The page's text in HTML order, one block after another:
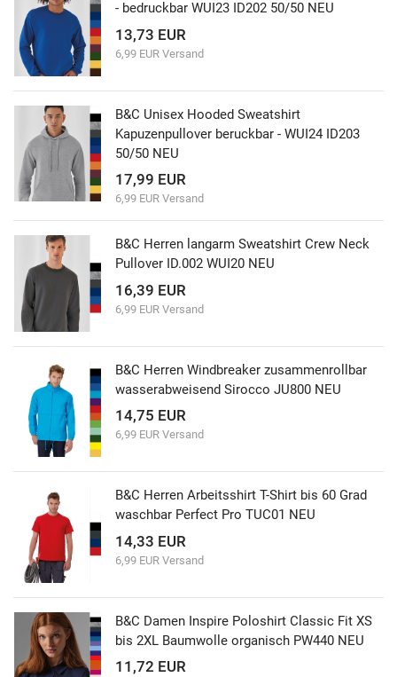
- bedruckbar WUI23 ID202 50/50 NEU
13,73 EUR
6,99 EUR Versand
B&C Unisex Hooded Sweatshirt
Kapuzenpullover beruckbar - WUI24 ID203
50/50 NEU
17,99 EUR
6,99 EUR Versand
B&C Herren langarm Sweatshirt Crew Neck
Pullover ID.002 WUI20 NEU
16,39 EUR
6,99 EUR Versand
B&C Herren Windbreaker zusammenrollbar
wasserabweisend Sirocco JU800 NEU
14,75 EUR
6,99 EUR Versand
B&C Herren Arbeitsshirt T-Shirt bis 60 Grad
waschbar Perfect Pro TUC01 NEU
14,33 EUR
6,99 EUR Versand
B&C Damen Inspire Poloshirt Classic Fit XS
bis 2XL Baumwolle organisch PW440 NEU
11,72 EUR